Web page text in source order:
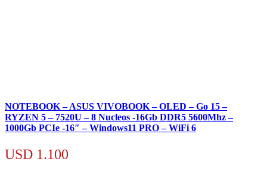
NOTEBOOK – ASUS VIVOBOOK – OLED – Go 15 –
RYZEN 5 – 7520U – 8 Nucleos -16Gb DDR5 5600Mhz –
1000Gb PCIe -16″ – Windows11 PRO – WiFi 6
USD 1.100